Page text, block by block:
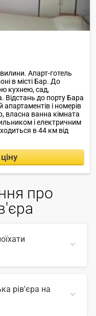
Апарт-готель
в місті Бар. До
кухнею, сад,
Відстань до порту Бара
і номерів
власна ванна кімната
і електричним
в 44 км від
про
рів'єра на